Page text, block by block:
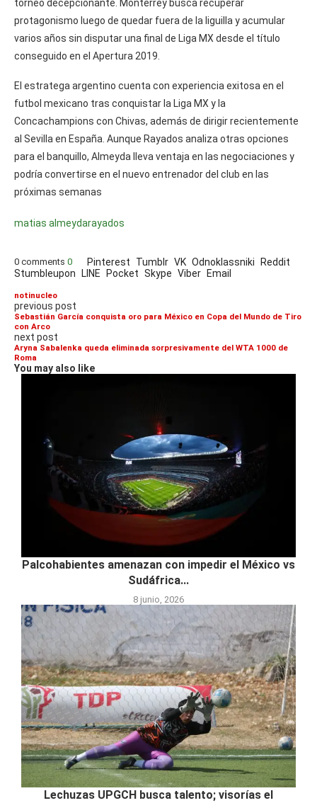
torneo decepcionante. Monterrey busca recuperar
protagonismo luego de quedar fuera de la liguilla y acumular
varios años sin disputar una final de Liga MX desde el título
conseguido en el Apertura 2019.
El estratega argentino cuenta con experiencia exitosa en el
futbol mexicano tras conquistar la Liga MX y la
Concachampions con Chivas, además de dirigir recientemente
al Sevilla en España. Aunque Rayados analiza otras opciones
para el banquillo, Almeyda lleva ventaja en las negociaciones y
podría convertirse en el nuevo entrenador del club en las
próximas semanas
matias almeydarayados
0 comments 0 Pinterest Tumblr VK Odnoklassniki
Reddit
Stumbleupon
LINE Pocket Skype Viber Email
notinucleo
previous post
Sebastián García conquista oro para México en Copa del Mundo de Tiro
con Arco
next post
Aryna Sabalenka queda eliminada sorpresivamente del WTA 1000 de
Roma
You may also like
Palcohabientes amenazan con impedir el México vs
Sudáfrica...
8 junio, 2026
Lechuzas UPGCH busca talento; visorías el